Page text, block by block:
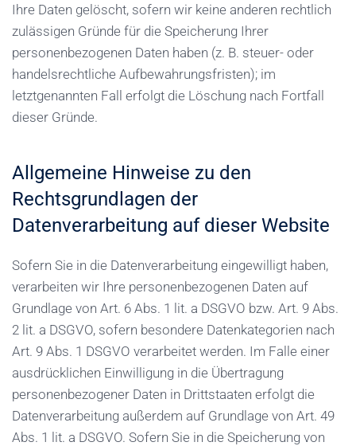
Ihre Daten gelöscht, sofern wir keine anderen rechtlich
zulässigen Gründe für die Speicherung Ihrer
personenbezogenen Daten haben (z. B. steuer- oder
handelsrechtliche Aufbewahrungsfristen); im
letztgenannten Fall erfolgt die Löschung nach Fortfall
dieser Gründe.
Allgemeine Hinweise zu den
Rechtsgrundlagen der
Datenverarbeitung auf dieser Website
Sofern Sie in die Datenverarbeitung eingewilligt haben,
verarbeiten wir Ihre personenbezogenen Daten auf
Grundlage von Art. 6 Abs. 1 lit. a DSGVO bzw. Art. 9 Abs.
2 lit. a DSGVO, sofern besondere Datenkategorien nach
Art. 9 Abs. 1 DSGVO verarbeitet werden. Im Falle einer
ausdrücklichen Einwilligung in die Übertragung
personenbezogener Daten in Drittstaaten erfolgt die
Datenverarbeitung außerdem auf Grundlage von Art. 49
Abs. 1 lit. a DSGVO. Sofern Sie in die Speicherung von